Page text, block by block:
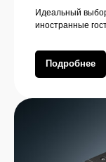
Идеальный
иностранные
Подробнее